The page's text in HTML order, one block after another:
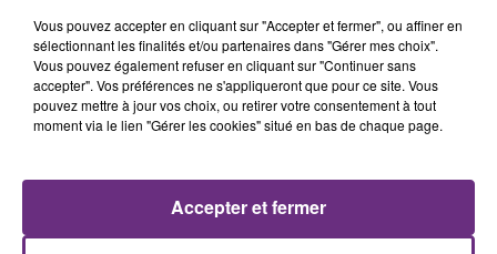
justifiée par la sécheresse intense qui est toujours
présente.
7 août 2026
LE MAGASIN JOUÉCLUB DE REIMS FERME
SES PORTES
Vous pouvez accepter en cliquant sur "Accepter et fermer", ou affiner en
sélectionnant les finalités et/ou partenaires dans "Gérer mes choix".
Vous pouvez également refuser en cliquant sur "Continuer sans
accepter". Vos préférences ne s'appliqueront que pour ce site. Vous
pouvez mettre à jour vos choix, ou retirer votre consentement à tout
moment via le lien "Gérer les cookies" situé en bas de chaque page.
Accepter et fermer